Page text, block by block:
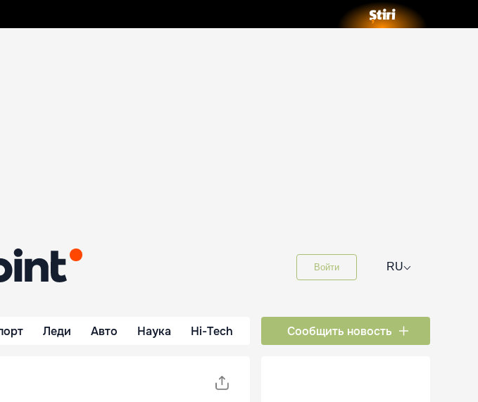
Войти RU⌵
Леди Авто Наука Hi-Tech Сообщить новость